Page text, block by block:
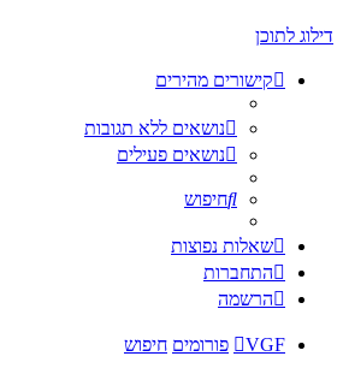
דילוג לתוכן
קישורים מהירים
נושאים ללא תגובות
נושאים פעילים
חיפוש
שאלות נפוצות
התחברות
הרשמה
VGF פורומים חיפוש